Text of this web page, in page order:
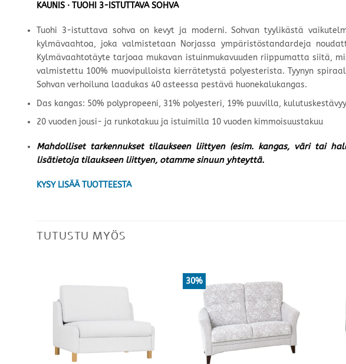
KAUNIS · TUOHI 3-ISTUTTAVA SOHVA
Tuohi 3-istuttava sohva on kevyt ja moderni. Sohvan tyylikästä
kylmävaahtoa, joka valmistetaan Norjassa ympäristöstandardeja
Kylmävaahtotäyte tarjoaa mukavan istuinmukavuuden riippumatta siitä,
valmistettu 100% muovipulloista kierrätetystä polyesterista. Tyynyn
Sohvan verhoiluna laadukas 40 asteessa pestävä huonekalukangas.
Das kangas: 50% polypropeeni, 31% polyesteri, 19% puuvilla,
20 vuoden jousi- ja runkotakuu ja istuimilla 10 vuoden kimmoisuustakuu
Mahdolliset tarkennukset tilaukseen liittyen (esim. kangas, väri tai
lisätietoja tilaukseen liittyen, otamme sinuun yhteyttä.
KYSY LISÄÄ TUOTTEESTA
TUTUSTU MYÖS
30%